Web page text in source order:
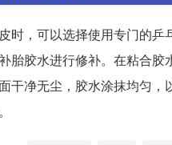
时，可以选择使用专门的乒
胎胶水进行修补。在粘合胶
干净无尘，胶水涂抹均匀，